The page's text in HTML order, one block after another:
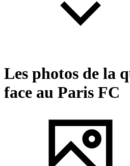
Les photos de la
face au Paris FC